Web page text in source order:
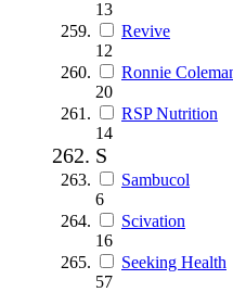
13
Revive
12
Ronnie
20
RSP Nutrition
14
S
Sambucol
6
Scivation
16
Seeking Health
57